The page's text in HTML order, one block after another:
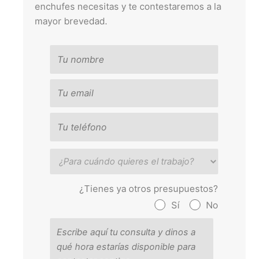
enchufes necesitas y te contestaremos a la
mayor brevedad.
¿Tienes ya otros presupuestos?
Sí
No